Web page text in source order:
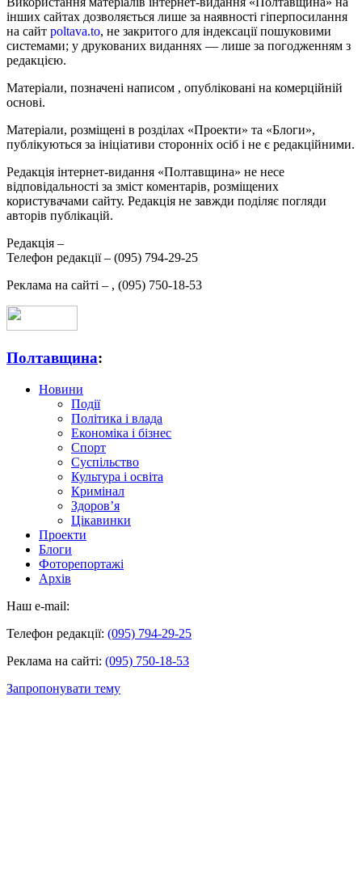
інших сайтах дозволяється лише за наявності гіперпосилання
на сайт poltava.to, не закритого для індексації пошуковими
системами; у друкованих виданнях — лише за погодженням з
редакцією.
Матеріали, позначені написом , опубліковані на комерційній
основі.
Матеріали, розміщені в розділах «Проекти» та «Блоги»,
публікуються за ініціативи сторонніх осіб і не є редакційними.
Редакція інтернет-видання «Полтавщина» не несе
відповідальності за зміст коментарів, розміщених
користувачами сайту. Редакція не завжди поділяє погляди
авторів публікацій.
Редакція –
Телефон редакції – (095) 794-29-25
Реклама на сайті – , (095) 750-18-53
Полтавщина:
Новини
Події
Політика і влада
Економіка і бізнес
Спорт
Суспільство
Культура і освіта
Кримінал
Здоров’я
Цікавинки
Проекти
Блоги
Фоторепортажі
Архів
Наш e-mail:
Телефон редакції: (095) 794-29-25
Реклама на сайті: (095) 750-18-53
Запропонувати тему